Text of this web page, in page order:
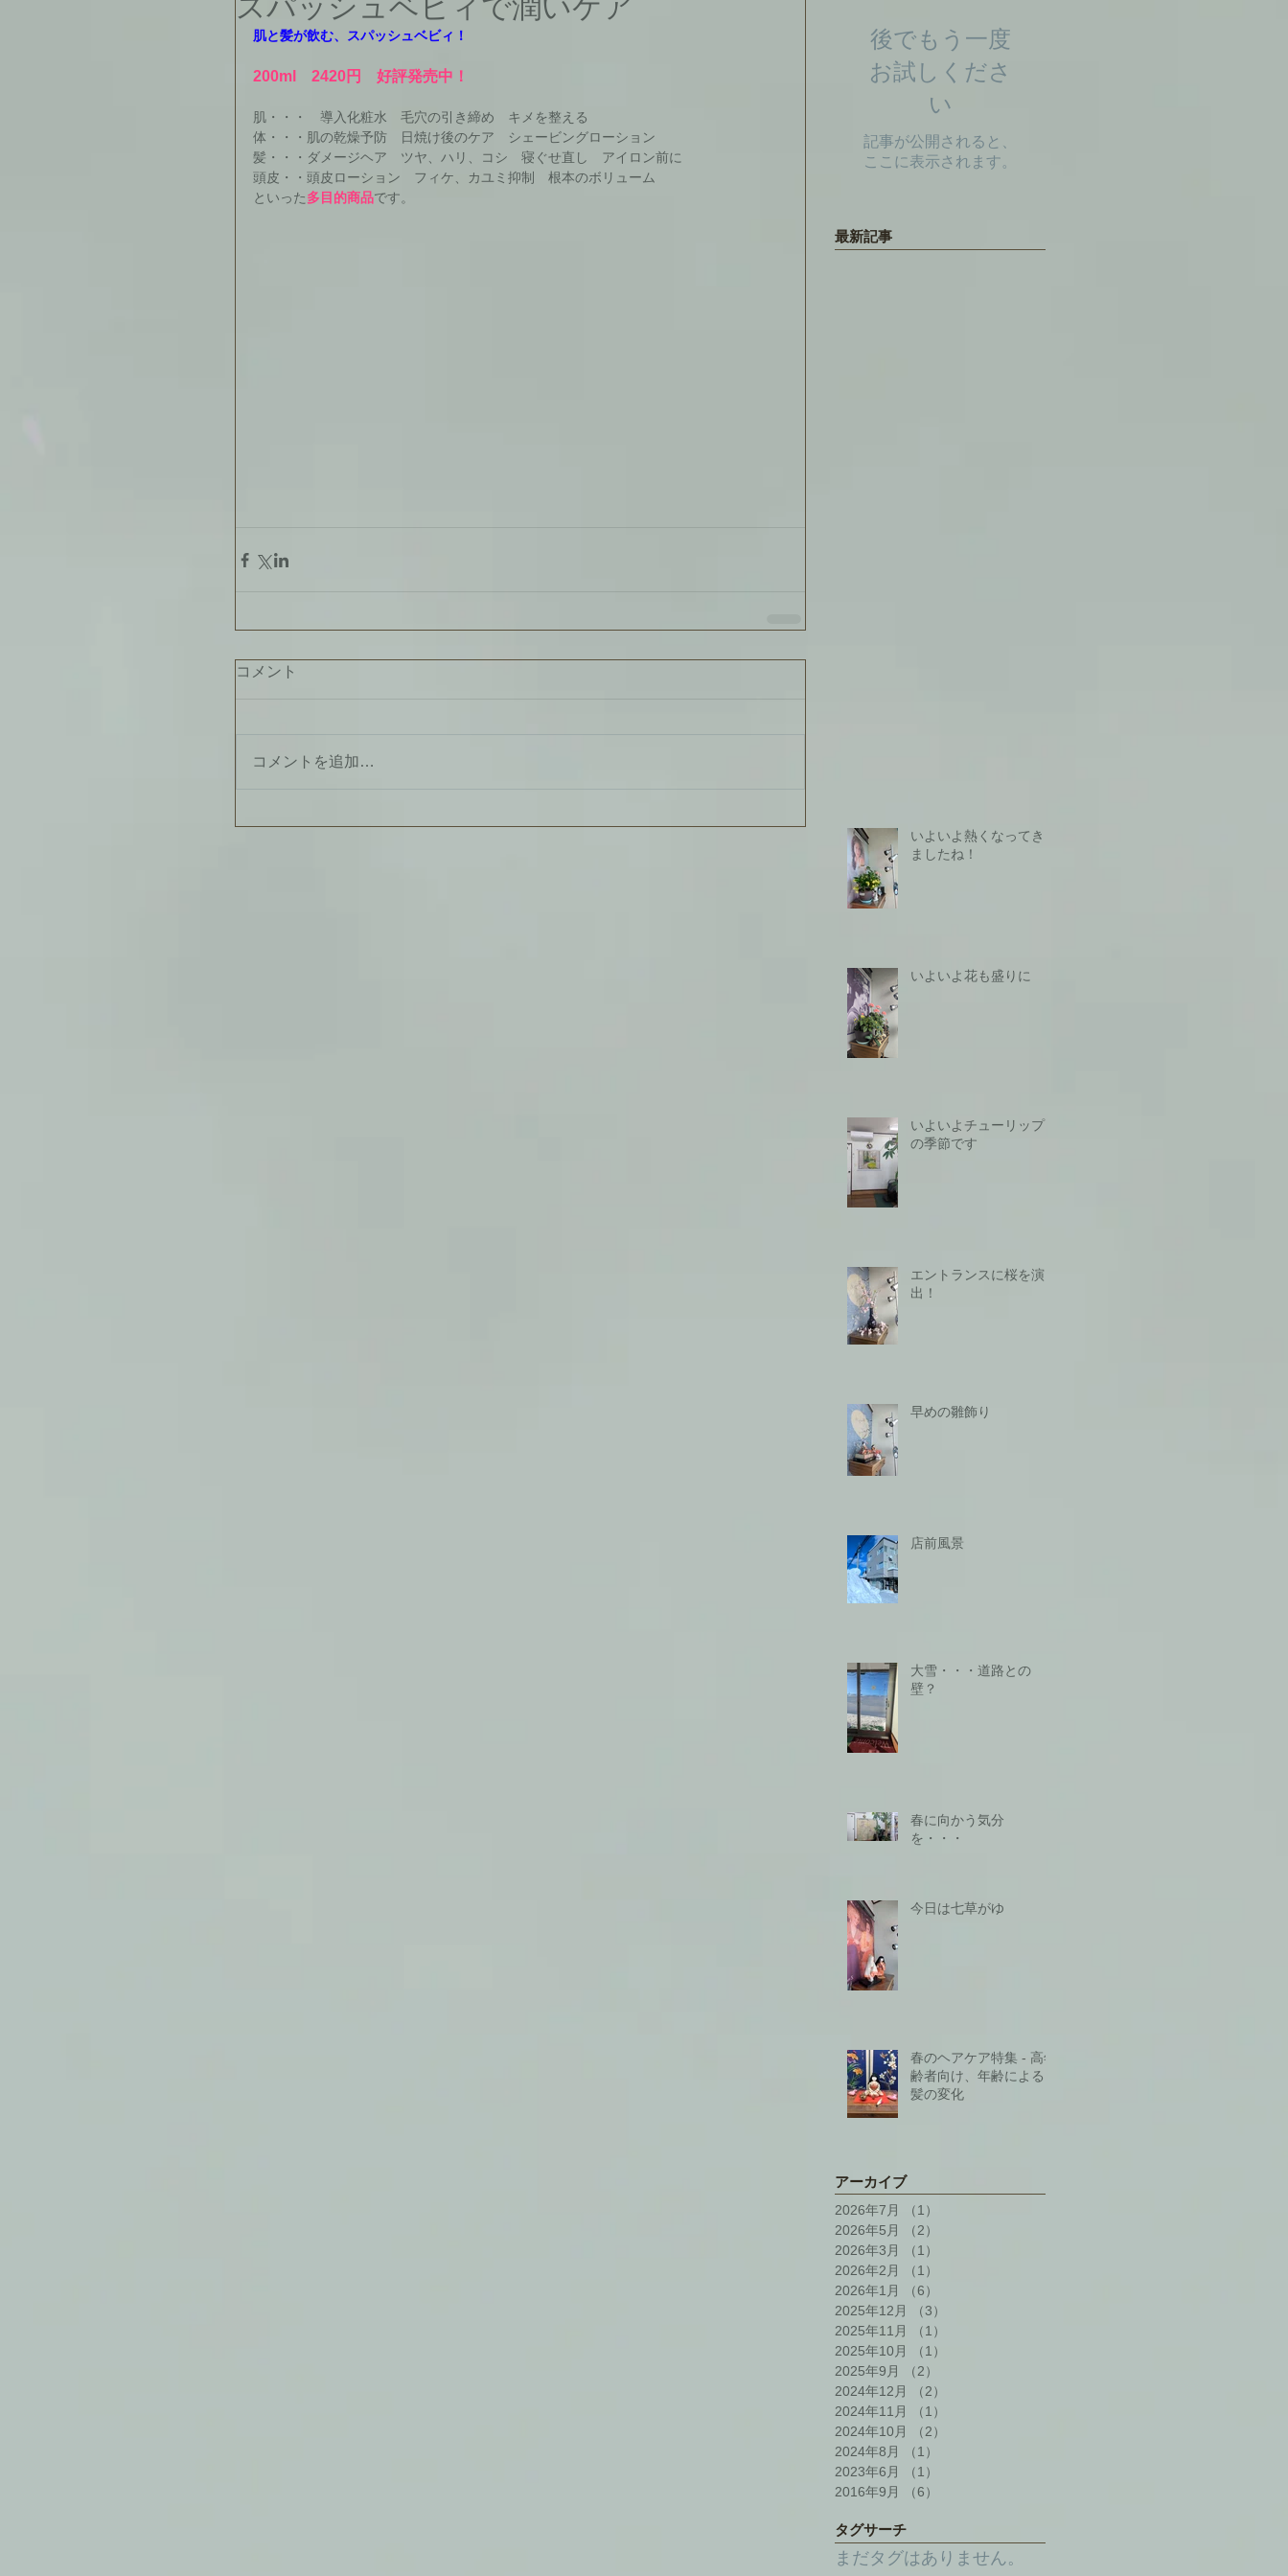
スパッシュベビィで潤いケア
肌と髪が飲む、スパッシュベビィ！
200ml　2420円　好評発売中！
肌・・・　導入化粧水　毛穴の引き締め　キメを整える
体・・・肌の乾燥予防　日焼け後のケア　シェービングローション
髪・・・ダメージヘア　ツヤ、ハリ、コシ　寝ぐせ直し　アイロン前に
頭皮・・頭皮ローション　フィケ、カユミ抑制　根本のボリューム
といった多目的商品です。
コメント
コメントを追加…
後でもう一度
お試しくださ
い
記事が公開されると、
ここに表示されます。
最新記事
いよいよ熱くなってき
ましたね！
いよいよ花も盛りに
いよいよチューリップ
の季節です
エントランスに桜を演
出！
早めの雛飾り
店前風景
大雪・・・道路との
壁？
春に向かう気分
を・・・
今日は七草がゆ
春のヘアケア特集 - 高年
齢者向け、年齢による
髪の変化
アーカイブ
2026年7月
（1）
2026年5月
（2）
2026年3月
（1）
2026年2月
（1）
2026年1月
（6）
2025年12月
（3）
2025年11月
（1）
2025年10月
（1）
2025年9月
（2）
2024年12月
（2）
2024年11月
（1）
2024年10月
（2）
2024年8月
（1）
2023年6月
（1）
2016年9月
（6）
タグサーチ
まだタグはありません。